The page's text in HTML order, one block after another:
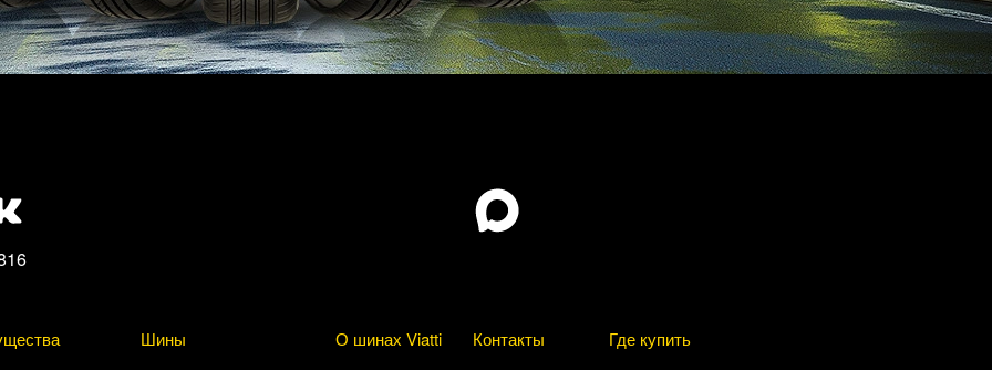
Шины О шинах Viatti Контакты Где купить